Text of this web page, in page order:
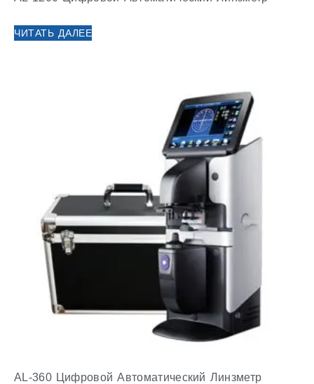
ЧИТАТЬ ДАЛЕЕ
AL-360 Цифровой Автоматический Линзметр